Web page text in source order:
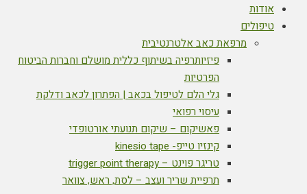
אודות
טיפולים
מרפאת כאב אלטרנטיבית
פיזיותרפיה בשיתוף כללית מושלם וחברות הביטוח
הפרטיות
גלי הלם לטיפול בכאב | הפתרון לכאב ודלקת
עיסוי רפואי
פאשיקום – שיקום תנועתי אורטופדי
קינזיו טייפ- kinesio tape
טריגר פוינט – trigger point therapy
תרפיית שריר ועצב – לסת, ראש, צוואר